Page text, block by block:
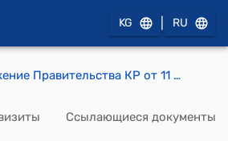
KG RU
Распоряжение Правительства КР от 11 января 2008 года № 4-р (О списании и приобретении служебных автомашин)
Ссылающиеся документы